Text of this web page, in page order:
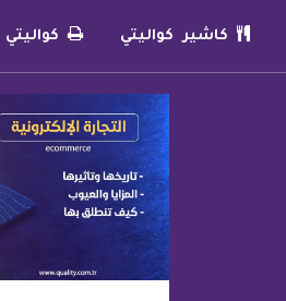
كاشير كواليتي كواليتي